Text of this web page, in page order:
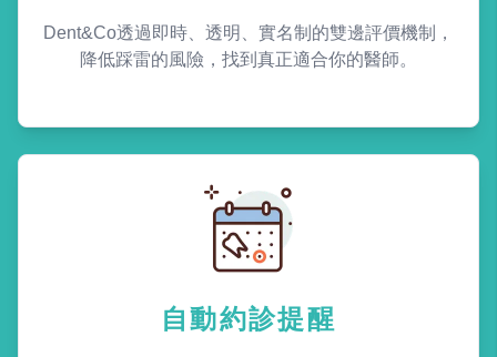
Dent&Co透過即時、透明、實名制的雙邊評價機制，
降低踩雷的風險，找到真正適合你的醫師。
自動約診提醒